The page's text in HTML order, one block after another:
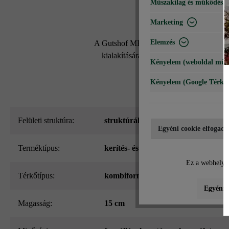
A Gutshof MB16 falazókővel kb. 16 cm-
kialakítására. Számos attraktív
falazókő
Felületi struktúra: struktúrált
Terméktípus: kerítés- és falazókő
Térkőtípus: kombiformátum
Magasság: 15 cm
Műszakilag és
Marketing
Elemzés
Kényelem (weboldal
Kényelem (Google
Egyéni cookie
Ez a webhely
Egyéni